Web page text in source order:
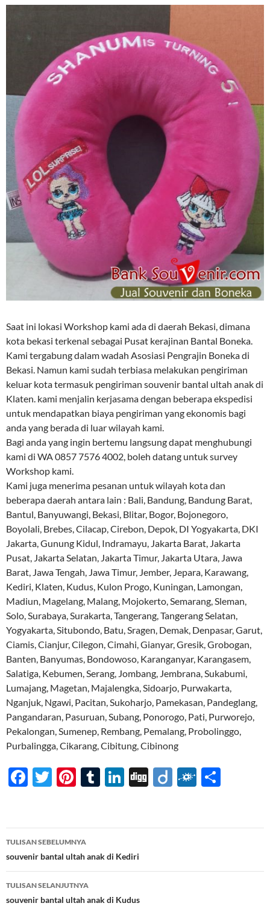
Saat ini lokasi Workshop kami ada di daerah Bekasi, dimana
kota bekasi terkenal sebagai Pusat kerajinan Bantal Boneka.
Kami tergabung dalam wadah Asosiasi Pengrajin Boneka di
Bekasi. Namun kami sudah terbiasa melakukan pengiriman
keluar kota termasuk pengiriman souvenir bantal ultah anak di
Klaten. kami menjalin kerjasama dengan beberapa ekspedisi
untuk mendapatkan biaya pengiriman yang ekonomis bagi
anda yang berada di luar wilayah kami.
Bagi anda yang ingin bertemu langsung dapat menghubungi
kami di WA 0857 7576 4002, boleh datang untuk survey
Workshop kami.
Kami juga menerima pesanan untuk wilayah kota dan
beberapa daerah antara lain : Bali, Bandung, Bandung Barat,
Bantul, Banyuwangi, Bekasi, Blitar, Bogor, Bojonegoro,
Boyolali, Brebes, Cilacap, Cirebon, Depok, DI Yogyakarta, DKI
Jakarta, Gunung Kidul, Indramayu, Jakarta Barat, Jakarta
Pusat, Jakarta Selatan, Jakarta Timur, Jakarta Utara, Jawa
Barat, Jawa Tengah, Jawa Timur, Jember, Jepara, Karawang,
Kediri, Klaten, Kudus, Kulon Progo, Kuningan, Lamongan,
Madiun, Magelang, Malang, Mojokerto, Semarang, Sleman,
Solo, Surabaya, Surakarta, Tangerang, Tangerang Selatan,
Yogyakarta, Situbondo, Batu, Sragen, Demak, Denpasar, Garut,
Ciamis, Cianjur, Cilegon, Cimahi, Gianyar, Gresik, Grobogan,
Banten, Banyumas, Bondowoso, Karanganyar, Karangasem,
Salatiga, Kebumen, Serang, Jombang, Jembrana, Sukabumi,
Lumajang, Magetan, Majalengka, Sidoarjo, Purwakarta,
Nganjuk, Ngawi, Pacitan, Sukoharjo, Pamekasan, Pandeglang,
Pangandaran, Pasuruan, Subang, Ponorogo, Pati, Purworejo,
Pekalongan, Sumenep, Rembang, Pemalang, Probolinggo,
Purbalingga, Cikarang, Cibitung, Cibinong
F
b
o
o
k
T
er
Pi
es
t
T
bl
r
Li
e
dI
n
Di Di F
d e
Navigasi
Tulisan
TULISAN SEBELUMNYA
souvenir bantal ultah anak di Kediri
TULISAN SELANJUTNYA
souvenir bantal ultah anak di Kudus